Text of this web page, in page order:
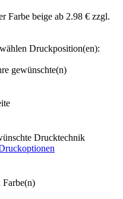
Druckposition(en):
gewünschte(n)
Drucktechnik
Farbe(n)